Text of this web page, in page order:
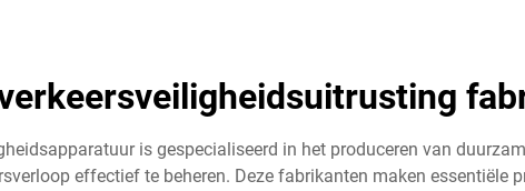
is gespecialiseerd in het produceren van
effectief te beheren. Deze fabrikanten maken essentiële